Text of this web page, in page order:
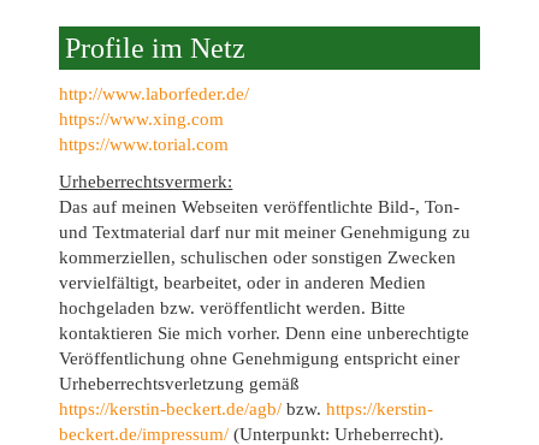
Profile im Netz
http://www.laborfeder.de/
https://www.xing.com
https://www.torial.com
Urheberrechtsvermerk:
Das auf meinen Webseiten veröffentlichte Bild-, Ton-
und Textmaterial darf nur mit meiner Genehmigung zu
kommerziellen, schulischen oder sonstigen Zwecken
vervielfältigt, bearbeitet, oder in anderen Medien
hochgeladen bzw. veröffentlicht werden. Bitte
kontaktieren Sie mich vorher. Denn eine unberechtigte
Veröffentlichung ohne Genehmigung entspricht einer
Urheberrechtsverletzung gemäß
https://kerstin-beckert.de/agb/ bzw.https://kerstin-
beckert.de/impressum/ (Unterpunkt: Urheberrecht).